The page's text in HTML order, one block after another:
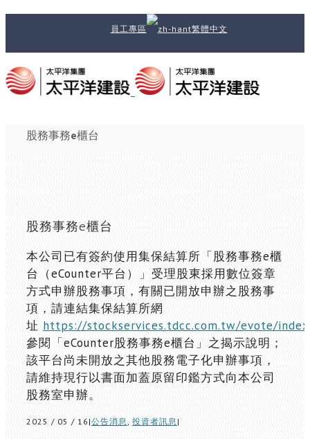
員工專區 繁體中文
股務事務e櫃台
股務事務e櫃台
本公司已有簽約使用集保結算所「股務事務e櫃
台（eCounter平台）」受理股東採用數位簽章
方式申辦股務事項，有關已開放申辦之股務事
項，請連結集保結算所網
址 https://stockservices.tdcc.com.tw/evote/
參閱「eCounter股務事務e櫃台」之揭示說明；
該平台尚未開放之其他股務電子化申辦事項，
請維持現行以書面加蓋原留印鑑方式向本公司
股務室申辦。
2025 / 05 / 16 |公告消息, 投資者訊息 |